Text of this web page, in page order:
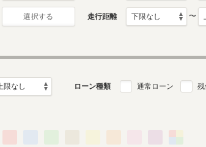
選択する 走行距離 〜
ローン種類 通常ローン 残